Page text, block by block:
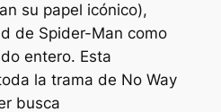
su papel icónico),
de Spider-Man como
entero. Esta
la trama de No Way
busca